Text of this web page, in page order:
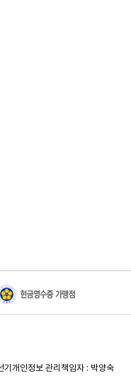
기 개인정보 관리책임자 : 박양숙